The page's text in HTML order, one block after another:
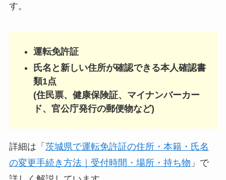
す。
運転免許証
氏名と新しい住所が確認できる本人確認書
類1点
(住民票、健康保険証、マイナンバーカー
ド、官公庁発行の郵便物など)
詳細は「 茨城県で運転免許証の住所・本籍・氏名
の変更手続き方法｜受付時間・場所・持ち物 」で